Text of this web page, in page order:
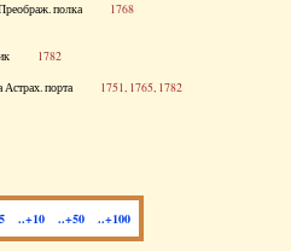
Преображ. полка 1768
1782
Астрах. порта 1751, 1765, 1782
5 ..+10 ..+50 ..+100